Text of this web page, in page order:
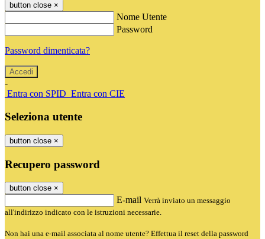
button close ×
Nome Utente
Password
Password dimenticata?
-
Entra con SPID Entra con CIE
Seleziona utente
button close ×
Recupero password
button close ×
E-mail Verrà inviato un messaggio
all'indirizzo indicato con le istruzioni necessarie.
Non hai una e-mail associata al nome utente? Effettua il reset della password